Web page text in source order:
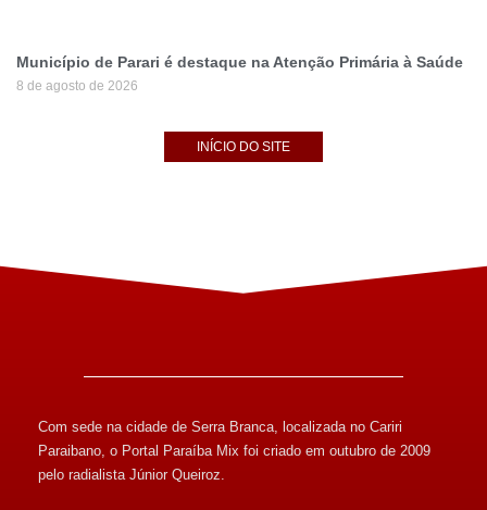
Município de Parari é destaque na Atenção Primária à Saúde
8 de agosto de 2026
INÍCIO DO SITE
Com sede na cidade de Serra Branca, localizada no Cariri
Paraibano, o Portal Paraíba Mix foi criado em outubro de 2009
pelo radialista Júnior Queiroz.